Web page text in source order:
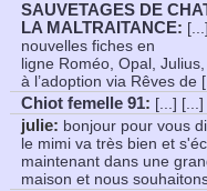
SAUVETAGES DE
LA MALTRAITANCE: [...]
nouvelles fiches en
ligne Roméo, Opal,
à l’adoption via Rêves de
Chiot femelle 91: [...] [...]
julie: bonjour pour vous
le mimi va très bien et
maintenant dans une
maison et nous souhaitons